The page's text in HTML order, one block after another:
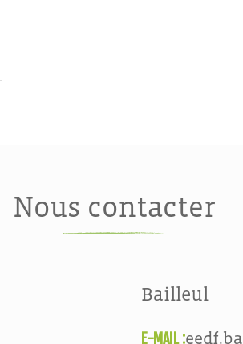
Nous contacter
Bailleul
E-MAIL :